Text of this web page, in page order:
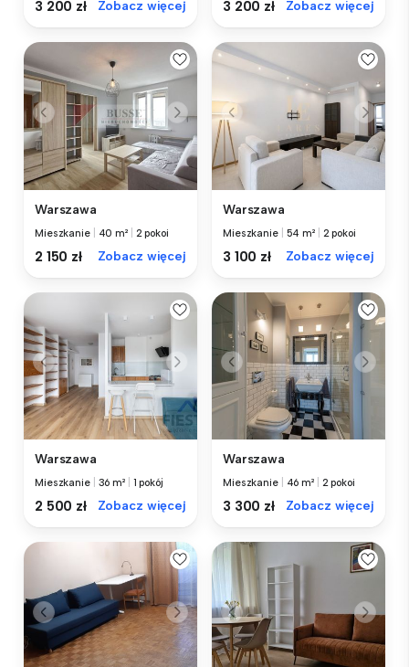
3 200 zł Zobacz więcej 3 200 zł Zobacz więcej
Warszawa
Mieszkanie 40 m² 2 pokoi
2 150 zł Zobacz więcej
Warszawa
Mieszkanie 54 m² 2 pokoi
3 100 zł Zobacz więcej
Warszawa
Mieszkanie 36 m² 1 pokój
2 500 zł Zobacz więcej
Warszawa
Mieszkanie 46 m² 2 pokoi
3 300 zł Zobacz więcej